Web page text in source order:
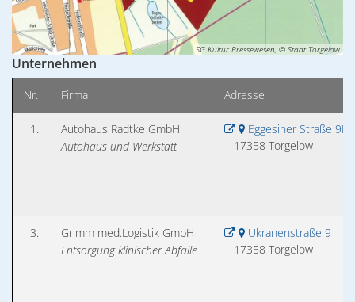
Wohnen
Torgelower Stadtfilm
09.12.2026 Weihnachtskonzert
SG Kultur Pressewesen, © Stadt Torgelow
Unternehmen
Nr. Firma Adresse
1.
Autohaus Radtke GmbH
Autohaus und Werkstatt
Eggesiner Straße 9D
17358 Torgelow
3.
Grimm med.Logistik GmbH
Entsorgung klinischer Abfälle
Ukranenstraße 9
17358 Torgelow